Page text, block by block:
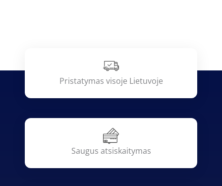
Pristatymas visoje Lietuvoje
Saugus atsiskaitymas